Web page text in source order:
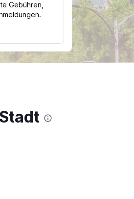
Gebühren,